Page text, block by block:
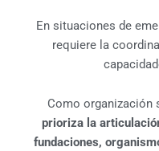
en
COLVENZ
En situaciones de
requiere la
Como organización
prioriza la
fundaciones,